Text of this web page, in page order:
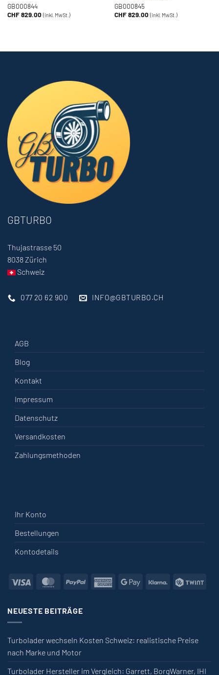
GB000844
CHF829.00 (inkl. MwSt.)
GB000845
CHF829.00 (inkl. MwSt.)
GBTURBO
Thujastrasse 50
8038 Zürich
Schweiz
077 20 62 900 INFO@GBTURBO.CH
AGB
Blog
Kontakt
Impressum
Datenschutz
Versandkosten
Zahlungsmethoden
Ihr Konto
Bestellungen
Kontodetails
Visa MasterCardPayPal American Express
Google PayKlarna
NEUESTE BEITRÄGE
Turbolader wechseln Kosten Schweiz: realistische Preise
nach Marke und Motor
Turbolader Hersteller im Vergleich: Garrett, BorgWarner, IHI